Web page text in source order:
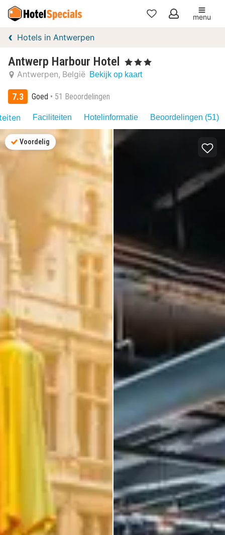
Mijn
menu
Hotels in Antwerpen
Antwerp Harbour Hotel , 3 Sterren
Antwerpen België Bekijk op kaart
7.3 Goed 51 Beoordelingen
Faciliteiten Hotelinformatie Beoordelingen (51)
Voordelig